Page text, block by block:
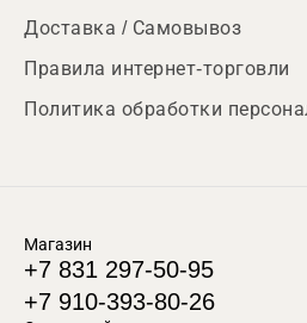
Доставка / Самовывоз
Правила интернет-торговли
Политика обработки
Магазин
+7 831 297-50-95
+7 910-393-80-26